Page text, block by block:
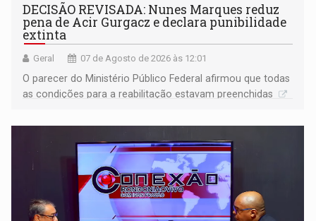
DECISÃO REVISADA: Nunes Marques reduz
pena de Acir Gurgacz e declara punibilidade
extinta
Geral 07 de Agosto de 2026 às 12:01
O parecer do Ministério Público Federal afirmou que todas
as condições para a reabilitação estavam preenchidas